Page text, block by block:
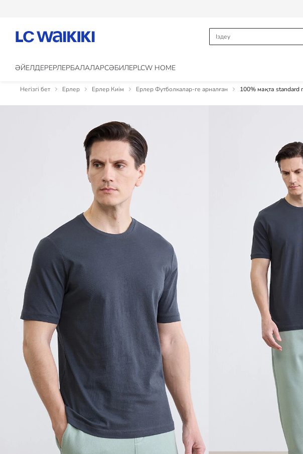
ӘЙЕЛДЕРЕРЛЕРБАЛАЛАРCӘБИЛЕРLCW HOME
Негізгі бет Ерлер Ерлер Киім Ерлер Футболкалар-ге арналған 100% мақта standard